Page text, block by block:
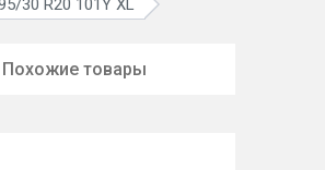
30 R20 101Y XL
Похожие товары